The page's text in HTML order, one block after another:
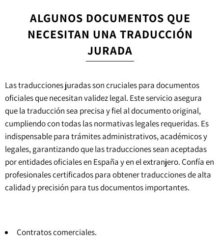
ALGUNOS DOCUMENTOS QUE
NECESITAN UNA TRADUCCIÓN
JURADA
Las traducciones juradas son cruciales para documentos
oficiales que necesitan validez legal. Este servicio asegura
que la traducción sea precisa y fiel al documento original,
cumpliendo con todas las normativas legales requeridas. Es
indispensable para trámites administrativos, académicos y
legales, garantizando que las traducciones sean aceptadas
por entidades oficiales en España y en el extranjero. Confía en
profesionales certificados para obtener traducciones de alta
calidad y precisión para tus documentos importantes.
Contratos comerciales.